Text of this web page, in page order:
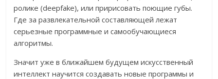
ролике (deepfake), или пририсовать поющие губы.
Где за развлекательной составляющей лежат
серьезные программные и самообучающиеся
алгоритмы.
Значит уже в ближайшем будущем искусственный
интеллект научится создавать новые программы и